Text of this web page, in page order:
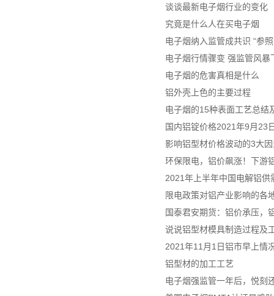
谈谈最新电子烟行业的变化
究竟是什么人在买电子烟
电子烟纳入监管成共识 “参
电子烟行情骤变 强监管风
电子烟的危害真相是什么
铝外壳上色的主要过程
电子烟的15种表面工艺总结
国内铝锭价格2021年9月23
影响铝型材价格波动的3大
环保限电，铝价飙涨！下游
2021年上半年中国电解铝供
限电政策对铝产业影响的各
国泰君安期货：铝价承压，
说说铝型材模具制造过程及
2021年11月1日铝市早上情
铝型材的加工工艺
电子烟强监管一年后，悦刻